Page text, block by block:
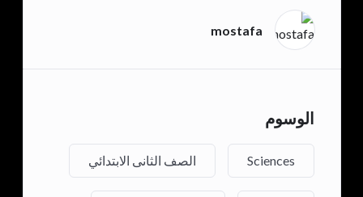
mostafa
الوسوم
Sciences الصف الثانى الابتدائي